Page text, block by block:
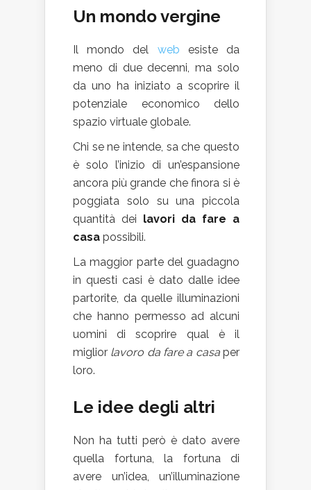
Un mondo vergine
Il mondo del web esiste da
meno di due decenni, ma solo
da uno ha iniziato a scoprire il
potenziale economico dello
spazio virtuale globale.
Chi se ne intende, sa che questo
è solo l’inizio di un’espansione
ancora più grande che finora si è
poggiata solo su una piccola
quantità dei lavori da fare a
casa possibili.
La maggior parte del guadagno
in questi casi è dato dalle idee
partorite, da quelle illuminazioni
che hanno permesso ad alcuni
uomini di scoprire qual è il
miglior lavoro da fare a casaper
loro.
Le idee degli altri
Non ha tutti però è dato avere
quella fortuna, la fortuna di
avere un’idea, un’illuminazione